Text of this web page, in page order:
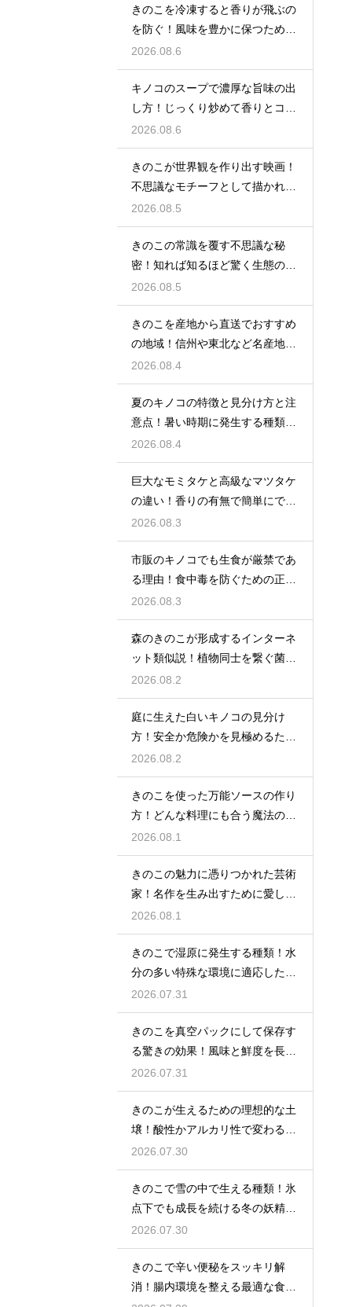
きのこを冷凍すると香りが飛ぶの
を防ぐ！風味を豊かに保つための
確実な対策
2026.08.6
キノコのスープで濃厚な旨味の出
し方！じっくり炒めて香りとコク
を引き出す秘訣
2026.08.6
きのこが世界観を作り出す映画！
不思議なモチーフとして描かれる
名作
2026.08.5
きのこの常識を覆す不思議な秘
密！知れば知るほど驚く生態のラ
ンキング
2026.08.5
きのこを産地から直送でおすすめ
の地域！信州や東北など名産地の
美味しい味覚
2026.08.4
夏のキノコの特徴と見分け方と注
意点！暑い時期に発生する種類を
徹底解説
2026.08.4
巨大なモミタケと高級なマツタケ
の違い！香りの有無で簡単にでき
る見分け
2026.08.3
市販のキノコでも生食が厳禁であ
る理由！食中毒を防ぐための正し
い知識
2026.08.3
森のきのこが形成するインターネ
ット類似説！植物同士を繋ぐ菌根
の絆
2026.08.2
庭に生えた白いキノコの見分け
方！安全か危険かを見極めるため
の知識
2026.08.2
きのこを使った万能ソースの作り
方！どんな料理にも合う魔法のレ
シピ
2026.08.1
きのこの魅力に憑りつかれた芸術
家！名作を生み出すために愛した
種類
2026.08.1
きのこで湿原に発生する種類！水
分の多い特殊な環境に適応した菌
類の特徴を解説
2026.07.31
きのこを真空パックにして保存す
る驚きの効果！風味と鮮度を長期
間キープする秘密
2026.07.31
きのこが生えるための理想的な土
壌！酸性かアルカリ性で変わる菌
の好み
2026.07.30
きのこで雪の中で生える種類！氷
点下でも成長を続ける冬の妖精た
ちのたくましさ
2026.07.30
きのこで辛い便秘をスッキリ解
消！腸内環境を整える最適な食べ